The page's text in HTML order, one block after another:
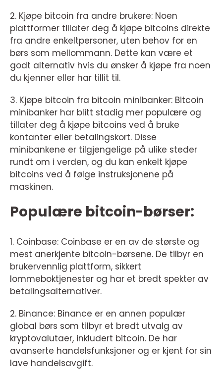
2. Kjøpe bitcoin fra andre brukere: Noen
plattformer tillater deg å kjøpe bitcoins direkte
fra andre enkeltpersoner, uten behov for en
børs som mellommann. Dette kan være et
godt alternativ hvis du ønsker å kjøpe fra noen
du kjenner eller har tillit til.
3. Kjøpe bitcoin fra bitcoin minibanker: Bitcoin
minibanker har blitt stadig mer populære og
tillater deg å kjøpe bitcoins ved å bruke
kontanter eller betalingskort. Disse
minibankene er tilgjengelige på ulike steder
rundt om i verden, og du kan enkelt kjøpe
bitcoins ved å følge instruksjonene på
maskinen.
Populære bitcoin-børser:
1. Coinbase: Coinbase er en av de største og
mest anerkjente bitcoin-børsene. De tilbyr en
brukervennlig plattform, sikkert
lommeboktjenester og har et bredt spekter av
betalingsalternativer.
2. Binance: Binance er en annen populær
global børs som tilbyr et bredt utvalg av
kryptovalutaer, inkludert bitcoin. De har
avanserte handelsfunksjoner og er kjent for sin
lave handelsavgift.